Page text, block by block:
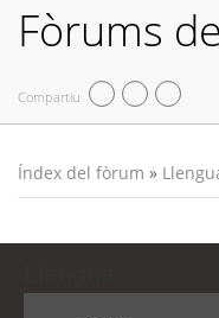
Fòrums
Compartiu
Índex del fòrum »